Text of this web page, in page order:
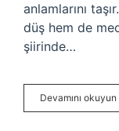
anlamlarını
düş hem de
şiirinde…
Devamını okuyun